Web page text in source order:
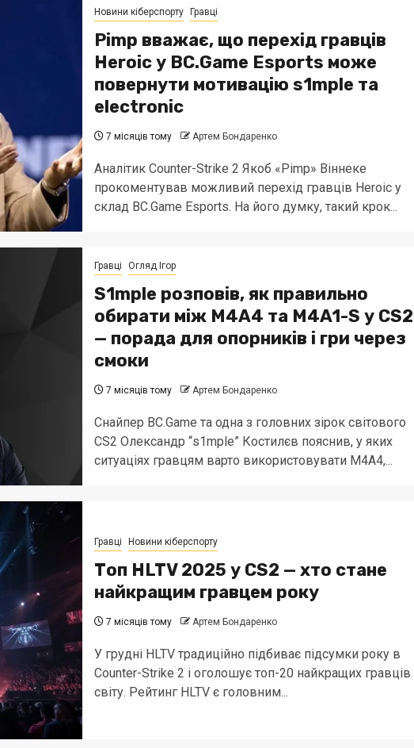
Новини кіберспорту Гравці
Pimp вважає, що перехід гравців
Heroic у BC.Game Esports може
повернути мотивацію s1mple та
electronic
7 місяців тому Артем Бондаренко
Аналітик Counter-Strike 2 Якоб «Pimp» Віннеке
прокоментував можливий перехід гравців Heroic у
склад BC.Game Esports. На його думку, такий крок...
Гравці Огляд Ігор
S1mple розповів, як правильно
обирати між M4A4 та M4A1-S у CS2
— порада для опорників і гри через
смоки
7 місяців тому Артем Бондаренко
Снайпер BC.Game та одна з головних зірок світового
CS2 Олександр “s1mple” Костилєв пояснив, у яких
ситуаціях гравцям варто використовувати M4A4,...
Гравці Новини кіберспорту
Топ HLTV 2025 у CS2 — хто стане
найкращим гравцем року
7 місяців тому Артем Бондаренко
У грудні HLTV традиційно підбиває підсумки року в
Counter-Strike 2 і оголошує топ-20 найкращих гравців
світу. Рейтинг HLTV є головним...